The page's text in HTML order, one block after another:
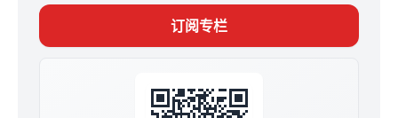
到10的实操经验
- 手册内无限次提问权益，有问必答
- 后续加更内容
订阅专栏